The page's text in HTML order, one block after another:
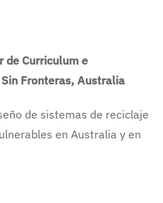
de Curriculum e
Fronteras, Australia
de sistemas de reciclaje
en Australia y en